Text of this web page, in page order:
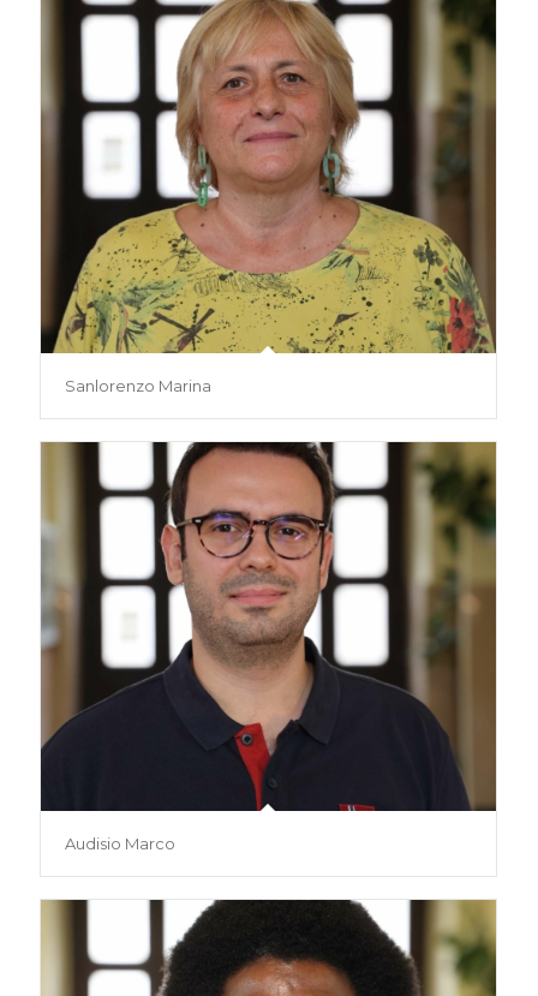
Sanlorenzo Marina
Audisio Marco